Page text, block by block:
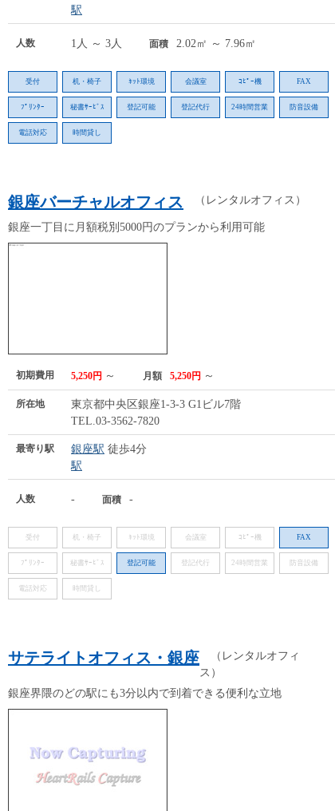
駅
人数 1人 ～ 3人 面積 2.02㎡ ～ 7.96㎡
受付 机・椅子 ﾈｯﾄ環境 会議室 ｺﾋﾟｰ機 FAX
ﾌﾟﾘﾝﾀｰ 秘書ｻｰﾋﾞｽ 登記可能 登記代行 24時間営業 防音設備
電話対応 時間貸し
銀座バーチャルオフィス （レンタルオフィス）
銀座一丁目に月額税別5000円のプランから利用可能
初期費用 5,250円 ～ 月額 5,250円 ～
所在地
東京都中央区銀座1-3-3 G1ビル7階
TEL.03-3562-7820
最寄り駅 銀座駅 徒歩4分
駅
人数 - 面積 -
受付 机・椅子 ﾈｯﾄ環境 会議室 ｺﾋﾟｰ機 FAX
ﾌﾟﾘﾝﾀｰ 秘書ｻｰﾋﾞｽ 登記可能 登記代行 24時間営業 防音設備
電話対応 時間貸し
サテライトオフィス・銀座 （レンタルオフィ
ス）
銀座界隈のどの駅にも3分以内で到着できる便利な立地